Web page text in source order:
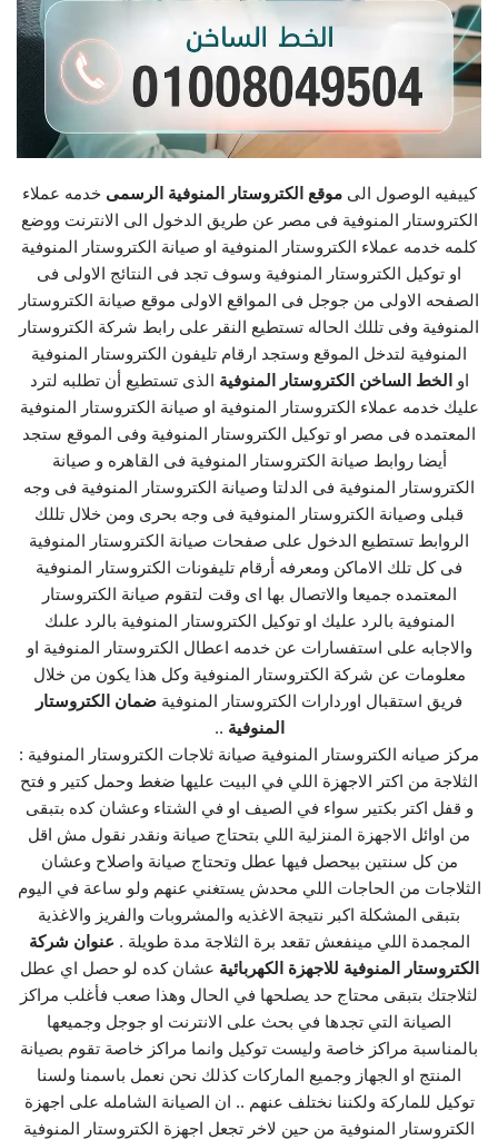
كييفيه الوصول الىموقع الكتروستار المنوفية الرسمى خدمه عملاء
الكتروستار المنوفية فى مصر عن طريق الدخول الى الانترنت ووضع
كلمه خدمه عملاء الكتروستار المنوفية او صيانة الكتروستار المنوفية
او توكيل الكتروستار المنوفية وسوف تجد فى النتائج الاولى فى
الصفحه الاولى من جوجل فى المواقع الاولى موقع صيانة الكتروستار
المنوفية وفى تللك الحاله تستطيع النقر على رابط شركة الكتروستار
المنوفية لتدخل الموقع وستجد ارقام تليفون الكتروستار المنوفية
او الخط الساخن الكتروستار المنوفية الذى تستطيع أن تطلبه لترد
عليك خدمه عملاء الكتروستار المنوفية او صيانة الكتروستار المنوفية
المعتمده فى مصر او توكيل الكتروستار المنوفية وفى الموقع ستجد
أيضا روابط صيانة الكتروستار المنوفية فى القاهره و صيانة
الكتروستار المنوفية فى الدلتا وصيانة الكتروستار المنوفية فى وجه
قبلى وصيانة الكتروستار المنوفية فى وجه بحرى ومن خلال تللك
الروابط تستطيع الدخول على صفحات صيانة الكتروستار المنوفية
فى كل تلك الاماكن ومعرفه أرقام تليفونات الكتروستار المنوفية
المعتمده جميعا والاتصال بها اى وقت لتقوم صيانة الكتروستار
المنوفية بالرد عليك او توكيل الكتروستار المنوفية بالرد علىك
والاجابه على استفسارات عن خدمه اعطال الكتروستار المنوفية او
معلومات عن شركة الكتروستار المنوفية وكل هذا يكون من خلال
فريق استقبال اوردارات الكتروستار المنوفية ضمان الكتروستار
المنوفية ..
مركز صيانه الكتروستار المنوفية صيانة ثلاجات الكتروستار المنوفية :
الثلاجة من اكتر الاجهزة اللي في البيت عليها ضغط وحمل كتير و فتح
و قفل اكتر بكتير سواء في الصيف او في الشتاء وعشان كده بتبقى
من اوائل الاجهزة المنزلية اللي بتحتاج صيانة ونقدر نقول مش اقل
من كل سنتين بيحصل فيها عطل وتحتاج صيانة واصلاح وعشان
الثلاجات من الحاجات اللي محدش يستغني عنهم ولو ساعة في اليوم
بتبقى المشكلة اكبر نتيجة الاغذيه والمشروبات والفريز والاغذية
المجمدة اللي مينفعش تقعد برة الثلاجة مدة طويلة . عنوان شركة
الكتروستار المنوفية للاجهزة الكهربائية عشان كده لو حصل اي عطل
لثلاجتك بتبقى محتاج حد يصلحها في الحال وهذا صعب فأغلب مراكز
الصيانة التي تجدها في بحث على الانترنت او جوجل وجميعها
بالمناسبة مراكز خاصة وليست توكيل وانما مراكز خاصة تقوم بصيانة
المنتج او الجهاز وجميع الماركات كذلك نحن نعمل باسمنا ولسنا
توكيل للماركة ولكننا نختلف عنهم .. ان الصيانة الشامله على اجهزة
الكتروستار المنوفية من حين لاخر تجعل اجهزة الكتروستار المنوفية